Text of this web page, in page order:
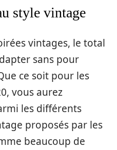
style vintage
vintages, le total
sans pour
ce soit pour les
vous aurez
les différents
proposés par les
beaucoup de